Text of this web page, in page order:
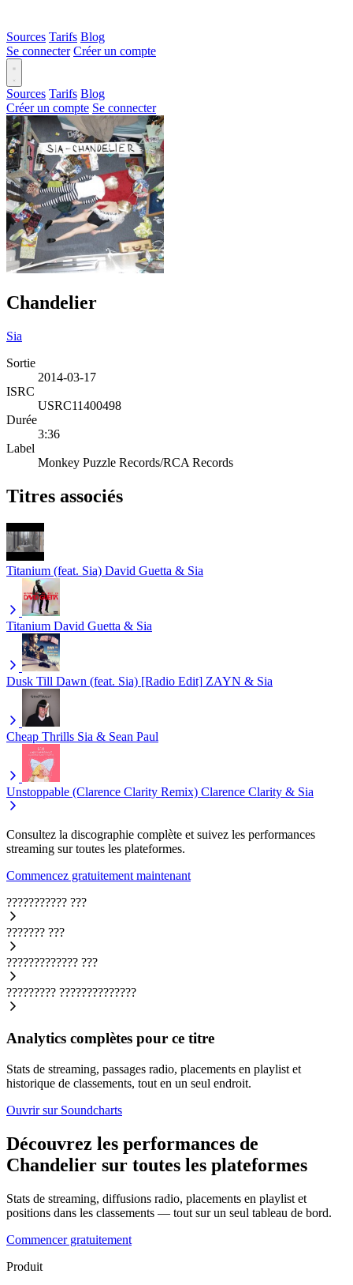
Sources Tarifs Blog
Se connecter Créer un compte
Sources Tarifs Blog
Créer un compte Se connecter
Chandelier
Sia
Sortie
2014-03-17
ISRC
USRC11400498
Durée
3:36
Label
Monkey Puzzle Records/RCA Records
Titres associés
Titanium (feat. Sia) David Guetta & Sia
Titanium David Guetta & Sia
Dusk Till Dawn (feat. Sia) [Radio Edit] ZAYN & Sia
Cheap Thrills Sia & Sean Paul
Unstoppable (Clarence Clarity Remix) Clarence Clarity & Sia
Consultez la discographie complète et suivez les performances
streaming sur toutes les plateformes.
Commencez gratuitement maintenant
??????????? ???
??????? ???
????????????? ???
????????? ??????????????
Analytics complètes pour ce titre
Stats de streaming, passages radio, placements en playlist et
historique de classements, tout en un seul endroit.
Ouvrir sur Soundcharts
Découvrez les performances de
Chandelier sur toutes les plateformes
Stats de streaming, diffusions radio, placements en playlist et
positions dans les classements — tout sur un seul tableau de bord.
Commencer gratuitement
Produit